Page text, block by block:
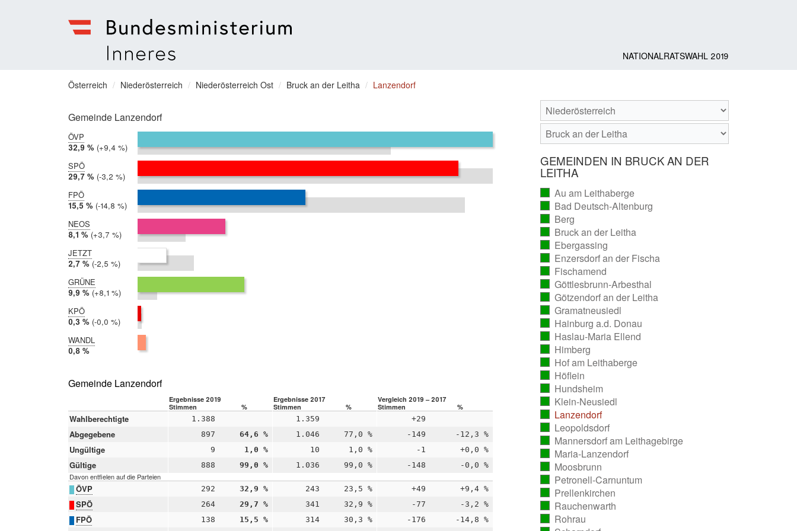
für
Inneres
NATIONALRATSWAHL 2019
Sie
sich
hier:
Österreich Niederösterreich Niederösterreich Ost Bruck an der Leitha Lanzendorf
Gemeinde Lanzendorf
ÖVP
2019:
32,9 %
2017:
23,5 %
Differenz:
+9,4 %
SPÖ
2019:
29,7 %
2017:
32,9 %
Differenz:
-3,2 %
FPÖ
2019:
15,5 %
2017:
30,3 %
Differenz:
-14,8 %
NEOS
2019:
8,1 %
2017:
4,4 %
Differenz:
+3,7 %
JETZT
2019:
2,7 %
2017:
5,2 %
Differenz:
-2,5 %
GRÜNE
2019:
9,9 %
2017:
1,8 %
Differenz:
+8,1 %
KPÖ
2019:
0,3 %
2017:
0,4 %
Differenz:
-0,0 %
WANDL
2019:
0,8 %
teilgenommen
Gemeinde Lanzendorf
Ergebnisse 2019 Ergebnisse 2017
Vergleich 2019 – 2017
Stimmen
% Stimmen % Stimmen %
Wahlberechtigte 1.388 1.359 +29
Abgegebene 897 64,6 % 1.046 77,0 % -149 -12,3 %
Ungültige 9 1,0 % 10 1,0 % -1 +0,0 %
Gültige 888 99,0 % 1.036 99,0 % -148 -0,0 %
Davon entfielen auf die Parteien
ÖVP 292 32,9 % 243 23,5 % +49 +9,4 %
SPÖ 264 29,7 % 341 32,9 % -77 -3,2 %
FPÖ 138 15,5 % 314 30,3 % -176 -14,8 %
GEMEINDEN IN BRUCK AN DER
LEITHA
Au am Leithaberge
ausgezählt)
Bad Deutsch-Altenburg(vollständig
ausgezählt)
Berg
ausgezählt)
Bruck an der Leitha
ausgezählt)
Ebergassing
ausgezählt)
Enzersdorf an der Fischa(vollständig
ausgezählt)
Fischamend
ausgezählt)
Göttlesbrunn-Arbesthal(vollständig
ausgezählt)
Götzendorf an der Leitha(vollständig
ausgezählt)
Gramatneusiedl
ausgezählt)
Hainburg a.d. Donau
ausgezählt)
Haslau-Maria Ellend
ausgezählt)
Himberg
ausgezählt)
Hof am Leithaberge
ausgezählt)
Höflein
ausgezählt)
Hundsheim
ausgezählt)
Klein-Neusiedl
ausgezählt)
Lanzendorf
ausgezählt)
Leopoldsdorf
ausgezählt)
Mannersdorf am Leithagebirge
(vollständig
ausgezählt)
Maria-Lanzendorf
ausgezählt)
Moosbrunn
ausgezählt)
Petronell-Carnuntum
ausgezählt)
Prellenkirchen
ausgezählt)
Rauchenwarth
ausgezählt)
Rohrau